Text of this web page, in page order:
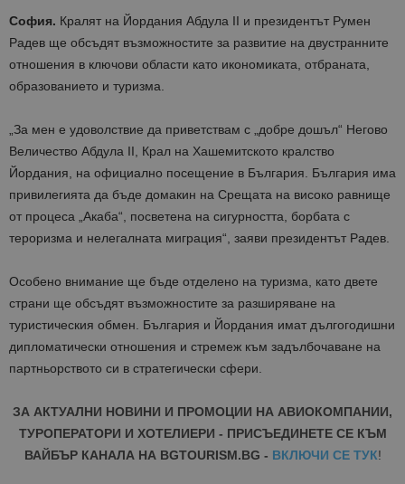
София. Кралят на Йордания Абдула II и президентът Румен
Радев ще обсъдят възможностите за развитие на двустранните
отношения в ключови области като икономиката, отбраната,
образованието и туризма.
„За мен е удоволствие да приветствам с „добре дошъл“ Негово
Величество Абдула II, Крал на Хашемитското кралство
Йордания, на официално посещение в България. България има
привилегията да бъде домакин на Срещата на високо равнище
от процеса „Акаба“, посветена на сигурността, борбата с
тероризма и нелегалната миграция“, заяви президентът Радев.
Особено внимание ще бъде отделено на туризма, като двете
страни ще обсъдят възможностите за разширяване на
туристическия обмен. България и Йордания имат дългогодишни
дипломатически отношения и стремеж към задълбочаване на
партньорството си в стратегически сфери.
ЗА АКТУАЛНИ НОВИНИ И ПРОМОЦИИ НА АВИОКОМПАНИИ,
ТУРОПЕРАТОРИ И ХОТЕЛИЕРИ - ПРИСЪЕДИНЕТЕ СЕ КЪМ
ВАЙБЪР КАНАЛА НА BGTOURISM.BG - ВКЛЮЧИ СЕ ТУК!